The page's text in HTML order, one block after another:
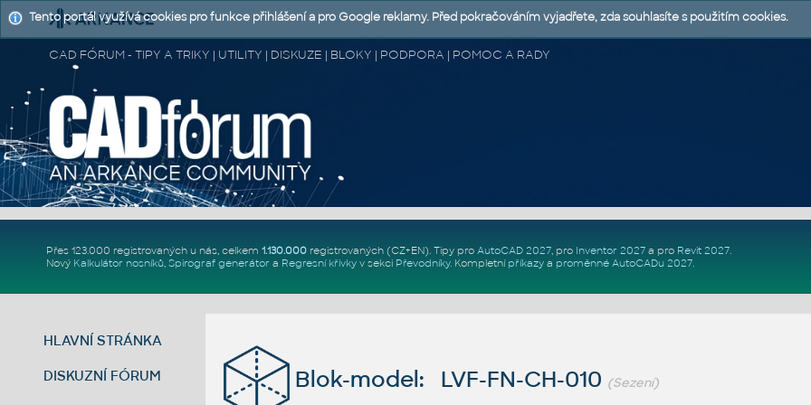
CAD FÓRUM - TIPY A TRIKY | UTILITY | DISKUZE | BLOKY | PODPORA | POMOC A RADY
Přes 123.000 registrovaných u nás, celkem 1.130.000registrovaných (CZ+EN). Tipy pro AutoCAD 2027, pro Inventor 2027a pro Revit 2027.
Nový Kalkulátor nosníků, Spirograf generátor a Regresní křivkyv sekci Převodníky. Kompletní příkazya proměnné AutoCADu 2027.
HLAVNÍ STRÁNKA
DISKUZNÍ FÓRUM Blok-model: LVF-FN-CH-010 (Sezení)
Tento portál využívá cookies pro funkce přihlášení a pro Google reklamy. Před pokračováním vyjadřete, zda souhlasíte s použitím cookies.